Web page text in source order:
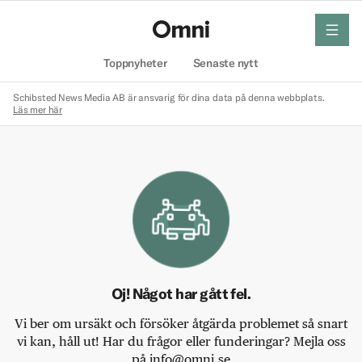
Toppnyheter Senaste nytt
meny
Schibsted News Media AB är ansvarig för dina data på denna webbplats.
Läs mer här
Oj! Något har gått fel.
Vi ber om ursäkt och försöker åtgärda problemet så snart
vi kan, håll ut! Har du frågor eller funderingar? Mejla oss